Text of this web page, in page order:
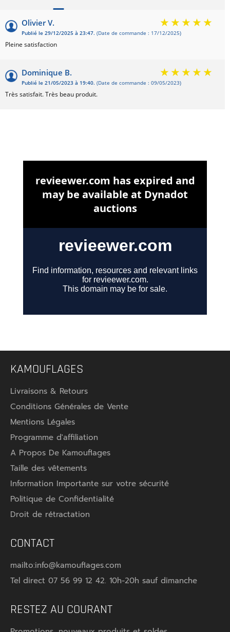
5
Olivier V.
Publié le 29/12/2025 à 23:47. (Date de commande : 17/12/2025)
Pleine satisfaction
Dominique B.
Publié le 21/05/2023 à 19:40. (Date de commande : 09/05/2023)
Très satisfait. Très beau produit.
KAMOUFLAGES
Livraisons & Retours
Conditions Générales de Vente
Mentions Légales
Programme d'affiliation
A Propos De Kamouflages
Taille des vêtements
Information Importante sur votre sécurité
Politique de Confidentialité
Droit de rétractation
CONTACT
mailto:info@kamouflages.com
Tel direct 07 56 99 12 42. 10h-20h sauf dimanche
RESTEZ AU COURANT